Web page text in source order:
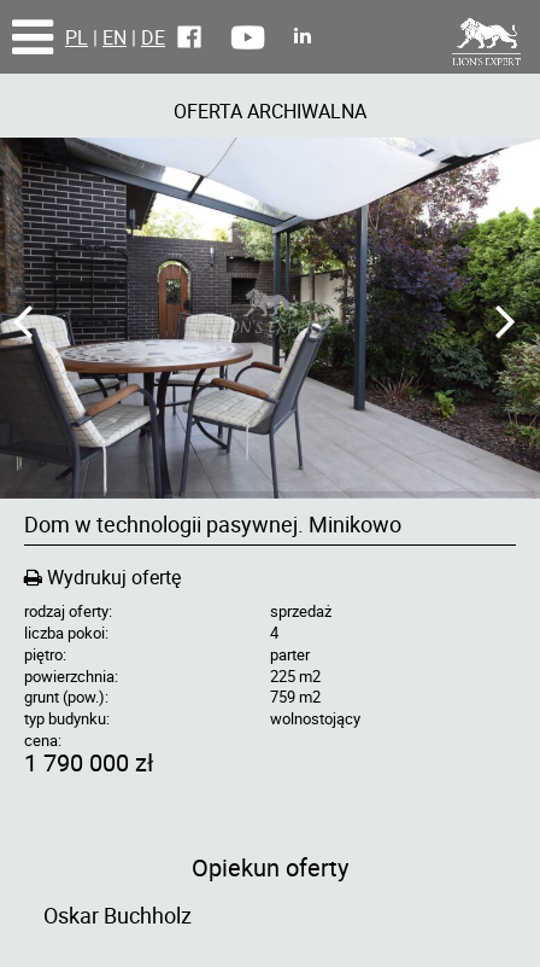
PL | EN | DE
OFERTA ARCHIWALNA
Dom w technologii pasywnej. Minikowo
Wydrukuj ofertę
rodzaj oferty:
sprzedaż
liczba pokoi:
4
piętro:
parter
powierzchnia:
225 m2
grunt (pow.):
759 m2
typ budynku:
wolnostojący
cena:
1 790 000 zł
Opiekun oferty
Oskar Buchholz